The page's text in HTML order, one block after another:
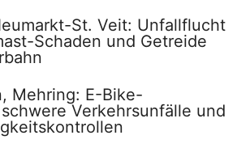
St. Veit: Unfallflucht
Schaden und Getreide
Mehring: E-Bike-
Verkehrsunfälle und